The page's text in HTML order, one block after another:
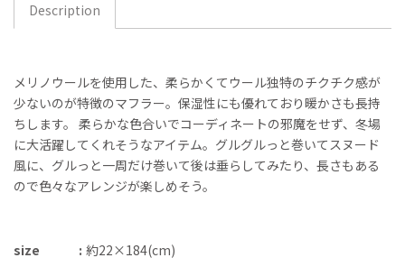
Description
メリノウールを使用した、柔らかくてウール独特のチクチク感が
少ないのが特徴のマフラー。保湿性にも優れており暖かさも長持
ちします。 柔らかな色合いでコーディネートの邪魔をせず、冬場
に大活躍してくれそうなアイテム。グルグルっと巻いてスヌード
風に、グルっと一周だけ巻いて後は垂らしてみたり、長さもある
ので色々なアレンジが楽しめそう。
size
約22×184(cm)